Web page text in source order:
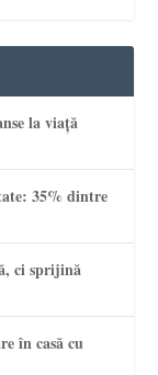
la viață
35% dintre
ci sprijină
în casă cu